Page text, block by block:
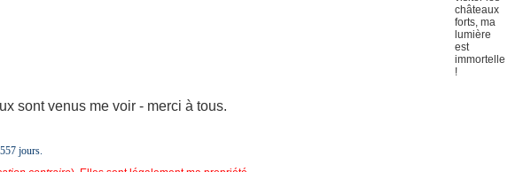
sont venus me voir - merci à tous.
557 jours.